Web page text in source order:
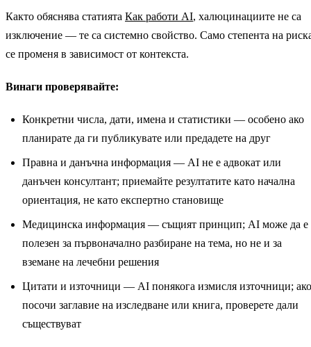
защитени от закона.
инструмент не
се нуждае от
тези данни.
Както обяснява статията Как работи AI, халюцинациите не са
изключение — те са системно свойство. Само степента на
се променя в зависимост от контекста.
Винаги проверявайте:
Конкретни числа, дати, имена и статистики — особено ако
планирате да ги публикувате или предадете на друг
Правна и данъчна информация — AI не е адвокат или
данъчен консултант; приемайте резултатите като начална
ориентация, не като експертно становище
Медицинска информация — същият принцип; AI може да е
полезен за първоначално разбиране на тема, но не и за
вземане на лечебни решения
Цитати и източници — AI понякога измисля източници; ако
посочи заглавие на изследване или книга, проверете дали
съществуват